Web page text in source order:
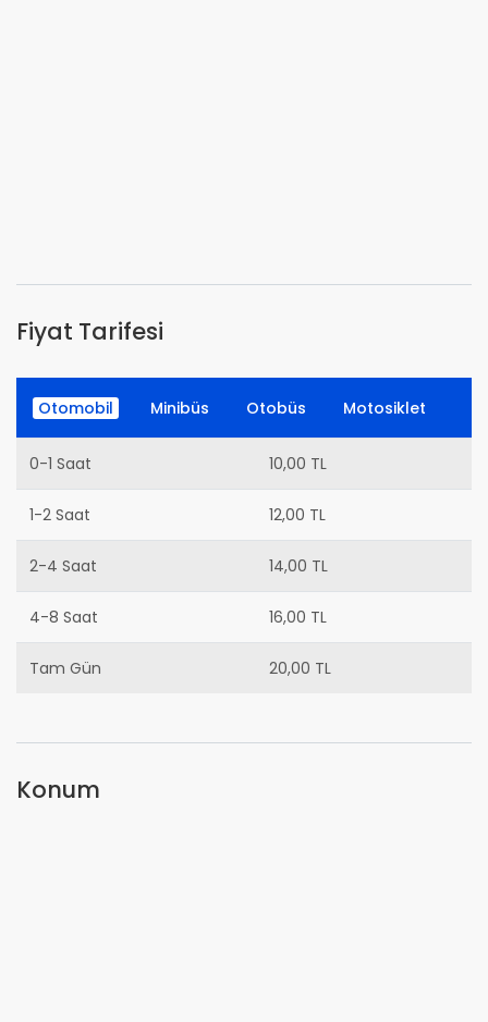
Fiyat Tarifesi
Otomobil Minibüs Otobüs Motosiklet
0-1 Saat 10,00 TL
1-2 Saat 12,00 TL
2-4 Saat 14,00 TL
4-8 Saat 16,00 TL
Tam Gün 20,00 TL
Konum